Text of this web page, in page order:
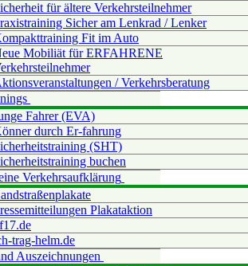
für ältere Verkehrsteilnehmer
Sicher am Lenkrad / Lenker
Fit im Auto
Mobiliät für ERFAHRENE
/ Verkehrsberatung
Fahrer (EVA)
durch Er-fahrung
(SHT)
buchen
Verkehrsaufklärung
Plakataktion
trag-helm.de
Auszeichnungen